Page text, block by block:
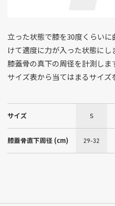
立った状態で膝を30度くらい
けて適度に力が入った状態にし
膝蓋骨の真下の周径を計測しま
サイズ表から当てはまるサイズ
サイズ S
膝蓋骨直下周径 (cm) 29-32